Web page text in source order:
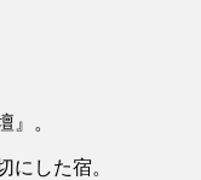
』。
にした宿。